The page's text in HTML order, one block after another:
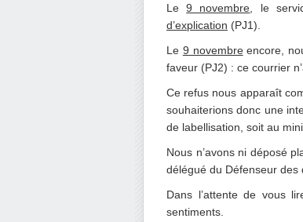
Le9 novembre , le
d’explication (PJ1).
Le 9 novembreencore,
faveur (PJ2) : ce courrier
Ce refus nous apparaît
souhaiterions donc une
de labellisation, soit au
Nous n’avons ni déposé
délégué du Défenseur
Dans l’attente de vous
sentiments.